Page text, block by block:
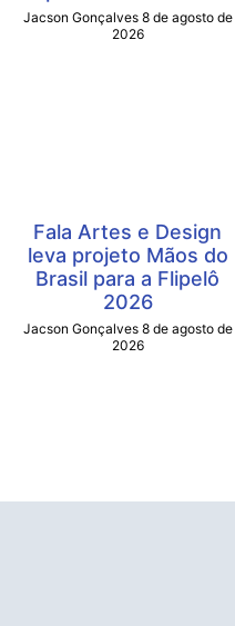
Jacson Gonçalves 8 de agosto de
2026
Fala Artes e Design
leva projeto Mãos do
Brasil para a Flipelô
2026
Jacson Gonçalves 8 de agosto de
2026